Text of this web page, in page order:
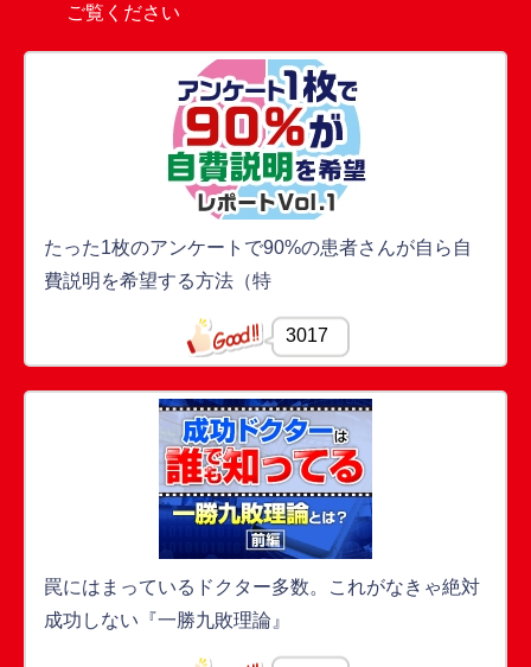
ご覧ください
たった1枚のアンケートで90%の患者さんが自ら自
費説明を希望する方法（特
3017
罠にはまっているドクター多数。これがなきゃ絶対
成功しない『一勝九敗理論』